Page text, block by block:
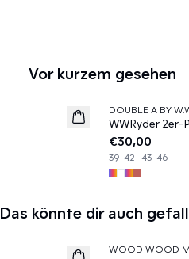
Vor kurzem gesehen
News
DOUBLE A BY
WWRyder 2er-
€30,00
39-42 43-46
Das könnte dir auch
News
WOOD WOOD